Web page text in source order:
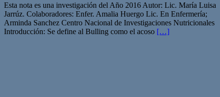
Esta nota es una investigación del Año 2016 Autor: Lic. María Luisa
Jarrúz. Colaboradores: Enfer. Amalia Huergo Lic. En Enfermería;
Arminda Sanchez Centro Nacional de Investigaciones Nutricionales
Introducción: Se define al Bulling como el acoso […]